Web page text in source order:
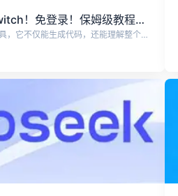
Codex安装+DeepSeek、GLM接入+CC Switch！免登录！保姆级教程，一步到位！
Codex 是新一代 AI 编程智能体，不同于传统的代码补全工具，它不仅能生成代码，还能理解整个项目、自动修改与重构、执行任务，并深度参与软件开发的全流程。 本文档从零开始，教大家使用Codex，小白也能学会！ 首先，下载Codex安装包：https://openai.com/zh-Hans-CN/codex/，下载后运行安装包 或者使用最简单的方式，直接在电脑Microsoft Store中，搜索codex，点击获取 安装成功后，打开Codex，打开后是这样的界面，需要我们登录，这一步可以先不管，直接退出。 然后，需要下载CC Switch工具，帮助我们配置Codex 下载地址：https://www.ccswitch.io/zh/ 点击免费下载后，跳转Github，根据电脑系统选择合适的安装包，我这里使用的是Windows便携版，无需安装的版本。 下载解压之后，双击运行cc-switch.exe 打开cc-switch之后，点击上方ChatGPT图标，再点击右侧的加号 在这里，可以选择配置各种大模型了，这里推荐字节跳动旗下的方舟 Agent Plan，最新支持 GLM-5.2 与 Kimi-K2.7，限时 9.9 元起，加量不加价。 添加之后，点击编辑进行配置 需要填入API Key，以及修改API 请求地址，其余设置默认即可。 API购买地址：https://www.volcengine.com/activity/agentplan 点击购买9.9元套餐，购买成功后点击开启使用 将API 请求地址改为：https://ark.cn-beijing.volces.com/api/plan/v3 可选择模式使用的大模型，推荐GLM-5.2 复制API Key填入cc-switch，然后点击保存。 配置成功后，点击启用，这时候会提示你，需要开启路由 开启路由，点击左上方设置按钮，点击路由，勾选这三个选项。 以上，就配置成功了。重启Codex，就能使用Codex了。